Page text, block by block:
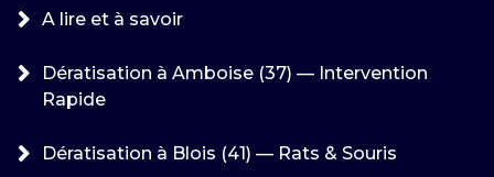
A lire et à savoir
Dératisation à Amboise (37) — Intervention
Rapide
Dératisation à Blois (41) — Rats & Souris